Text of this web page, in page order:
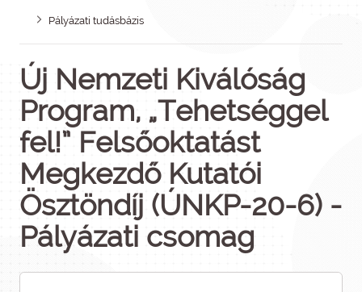
Pályázati tudásbázis
Új Nemzeti Kiválóság
Program, „Tehetséggel
fel!” Felsőoktatást
Megkezdő Kutatói
Ösztöndíj (ÚNKP-20-6) -
Pályázati csomag